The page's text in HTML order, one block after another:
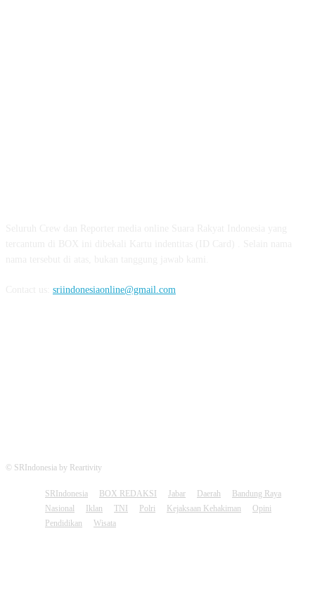
sriindonesiaonline@gmail.com
© SRIndonesia by Reartivity
SRIndonesia BOX REDAKSI Jabar Daerah
Bandung Raya
Nasional
Iklan TNI Polri Kejaksaan Kehakiman
Opini
Pendidikan
Wisata